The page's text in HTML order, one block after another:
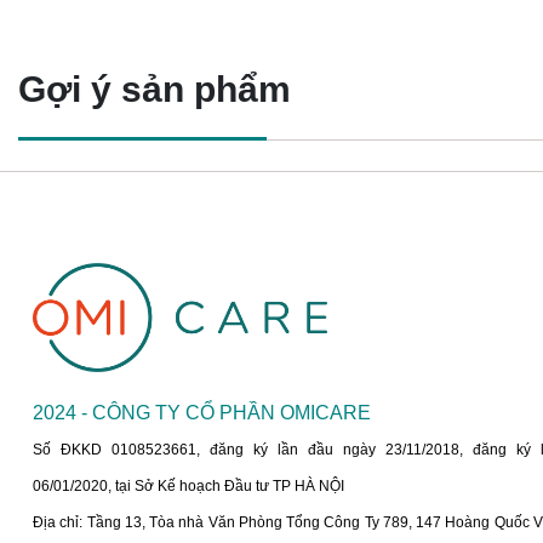
Gợi ý sản phẩm
2024 - CÔNG TY CỔ PHẦN OMICARE
Số ĐKKD 0108523661, đăng ký lần đầu ngày 23/11/2018, đăng ký
06/01/2020, tại Sở Kế hoạch Đầu tư TP HÀ NỘI
Địa chỉ: Tầng 13, Tòa nhà Văn Phòng Tổng Công Ty 789, 147 Hoàng Quốc